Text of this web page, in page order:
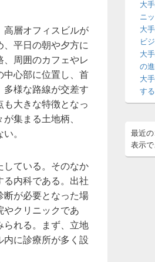
高層オフィスビルが
、平日の朝や夕方に
周囲のカフェやレ
中心部に位置し、首
様な路線が交差す
大きな特徴となっ
集まる土地柄、
。
している。そのなか
内科である。出社
が必要となった場
クリニックであ
られる。まず、立地
に診療所が多く設
大
ニ
大
ビ
大
の
大
す
最近
表示